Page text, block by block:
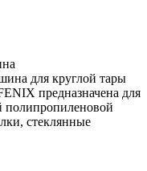
для круглой тары
предназначена для
полипропиленовой
стеклянные